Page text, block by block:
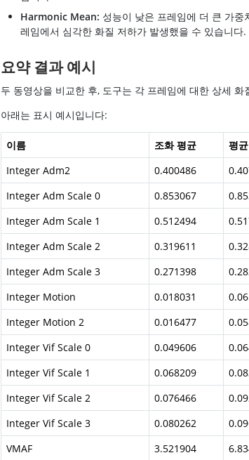
Harmonic Mean: 성능이 낮은 프레임에 더 큰 가
레임에서 심각한 화질 저하가 발생했을 수 있습니다.
요약 결과 예시
두 동영상을 비교한 후, 도구는 각 프레임에 대한 상세
아래는 표시 예시입니다:
이름 조화 평균 평균
Integer Adm2
0.400486
Integer Adm Scale 0
0.853067
Integer Adm Scale 1
0.512494
Integer Adm Scale 2
0.319611
Integer Adm Scale 3
0.271398
Integer Motion
0.018031
Integer Motion 2
0.016477
Integer Vif Scale 0
0.049606
Integer Vif Scale 1
0.068209
Integer Vif Scale 2
0.076466
Integer Vif Scale 3
0.080262
VMAF
3.521904